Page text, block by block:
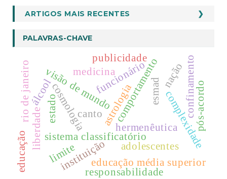
ARTIGOS MAIS RECENTES
PALAVRAS-CHAVE
astrologia
sistema classificatório
visão de mundo
cosmologia hermenêutica
álcool comportamentocomplexidade
funcionário
instituição
esmad pós-acordo
educação média superior
adolescentes
confinamento
rio de janeiro medicina
limite
liberdade
responsabilidade
publicidade
canto
estado
nação
educação